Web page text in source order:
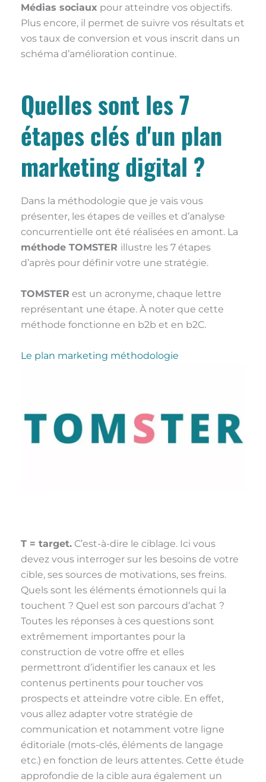
Médias sociaux pour atteindre vos objectifs.
Plus encore, il permet de suivre vos résultats et
vos taux de conversion et vous inscrit dans un
schéma d’amélioration continue.
Quelles sont les 7
étapes clés d'un plan
marketing digital ?
Dans la méthodologie que je vais vous
présenter, les étapes de veilles et d’analyse
concurrentielle ont été réalisées en amont. La
méthode TOMSTER illustre les 7 étapes
d’après pour définir votre une stratégie.
TOMSTER est un acronyme, chaque lettre
représentant une étape. À noter que cette
méthode fonctionne en b2b et en b2C.
Le plan marketing méthodologie
T = target.C’est-à-dire le ciblage. Ici vous
devez vous interroger sur les besoins de votre
cible, ses sources de motivations, ses freins.
Quels sont les éléments émotionnels qui la
touchent ? Quel est son parcours d’achat ?
Toutes les réponses à ces questions sont
extrêmement importantes pour la
construction de votre offre et elles
permettront d’identifier les canaux et les
contenus pertinents pour toucher vos
prospects et atteindre votre cible. En effet,
vous allez adapter votre stratégie de
communication et notamment votre ligne
éditoriale (mots-clés, éléments de langage
etc.) en fonction de leurs attentes. Cette étude
approfondie de la cible aura également un